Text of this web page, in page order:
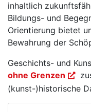
inhaltlich
Bildungs- und
Orientierung bietet
Bewahrung der
Geschichts- und
ohne Grenzen
(kunst-)historische